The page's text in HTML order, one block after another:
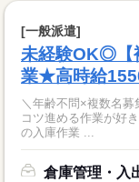
[一般派遣]
未経験OK◎【
業★高時給
＼年齢不問×複数名募集！／ 倉庫内でのシンプルな入
コツ進める作業が好きな方にオ
の入庫作業 ...
倉庫管理・入